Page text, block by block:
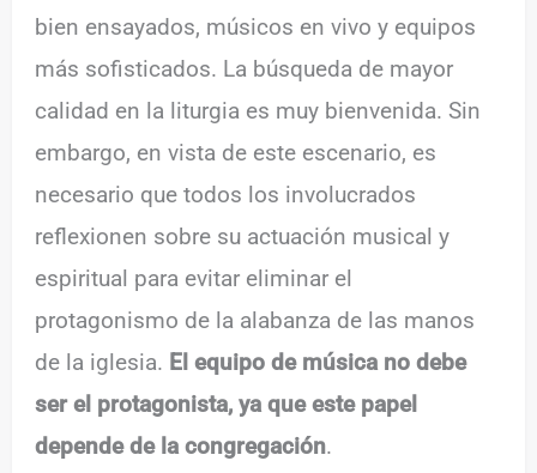
bien ensayados, músicos en vivo y equipos
más sofisticados. La búsqueda de mayor
calidad en la liturgia es muy bienvenida. Sin
embargo, en vista de este escenario, es
necesario que todos los involucrados
reflexionen sobre su actuación musical y
espiritual para evitar eliminar el
protagonismo de la alabanza de las manos
de la iglesia. El equipo de música no debe
ser el protagonista, ya que este papel
depende de la congregación.